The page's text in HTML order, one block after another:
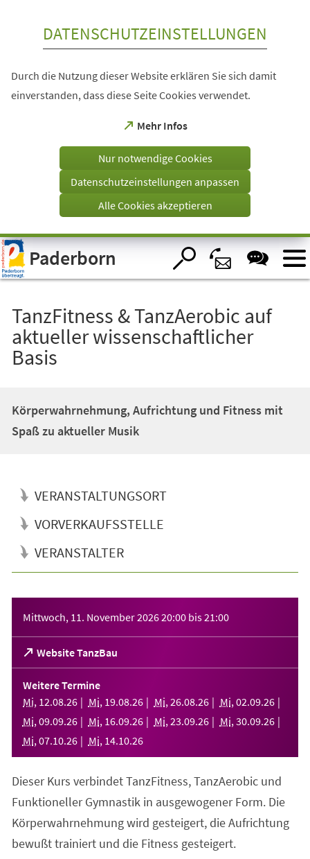
Visuelle
Assistenzsoftware
öffnen.
DATENSCHUTZEINSTELLUNGEN
Durch die Nutzung dieser Website erklären Sie sich damit
einverstanden, dass diese Seite Cookies verwendet.
Mehr Infos
(Öffnet
einem
Tab)
Nur notwendige Cookies
Datenschutzeinstellungen anpassen
Alle Cookies akzeptieren
Paderborn
TanzFitness & TanzAerobic auf
aktueller wissenschaftlicher
Basis
Körperwahrnehmung, Aufrichtung und Fitness mit
Spaß zu aktueller Musik
VERANSTALTUNGSORT
VORVERKAUFSSTELLE
VERANSTALTER
Mittwoch, 11. November 202620:00 bis21:00
Website TanzBau
(Öffnet
in
einem
neuen
Tab)
Weitere Termine
Mi, 12.08.26 Mi, 19.08.26 Mi, 26.08.26 Mi, 02.09.26
Mi, 09.09.26 Mi, 16.09.26 Mi, 23.09.26 Mi, 30.09.26
Mi, 07.10.26 Mi, 14.10.26
Dieser Kurs verbindet TanzFitness, TanzAerobic und
Funktioneller Gymnastik in ausgewogener Form. Die
Körperwahrnehmung wird gesteigert, die Aufrichtung
bewußt trainiert und die Fitness gesteigert.